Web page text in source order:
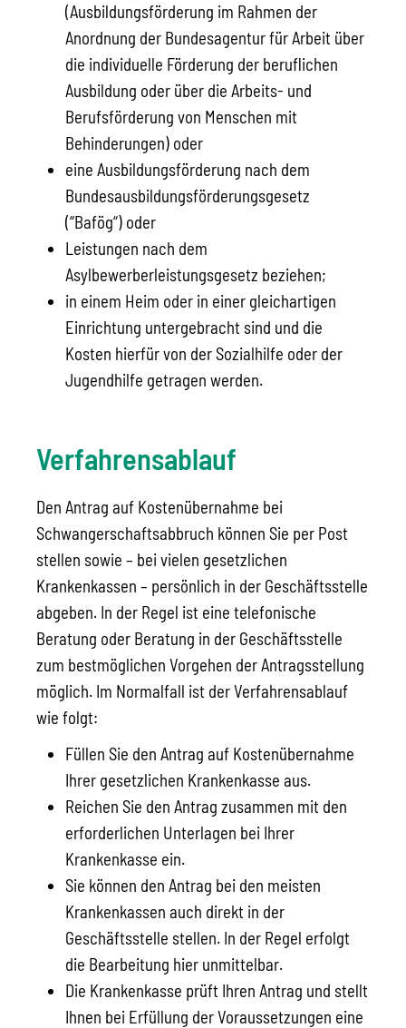
(Ausbildungsförderung im Rahmen der
Anordnung der Bundesagentur für Arbeit über
die individuelle Förderung der beruflichen
Ausbildung oder über die Arbeits- und
Berufsförderung von Menschen mit
Behinderungen) oder
eine Ausbildungsförderung nach dem
Bundesausbildungsförderungsgesetz
(“Bafög“) oder
Leistungen nach dem
Asylbewerberleistungsgesetz beziehen;
in einem Heim oder in einer gleichartigen
Einrichtung untergebracht sind und die
Kosten hierfür von der Sozialhilfe oder der
Jugendhilfe getragen werden.
Verfahrensablauf
Den Antrag auf Kostenübernahme bei
Schwangerschaftsabbruch können Sie per Post
stellen sowie – bei vielen gesetzlichen
Krankenkassen – persönlich in der Geschäftsstelle
abgeben. In der Regel ist eine telefonische
Beratung oder Beratung in der Geschäftsstelle
zum bestmöglichen Vorgehen der Antragsstellung
möglich. Im Normalfall ist der Verfahrensablauf
wie folgt:
Füllen Sie den Antrag auf Kostenübernahme
Ihrer gesetzlichen Krankenkasse aus.
Reichen Sie den Antrag zusammen mit den
erforderlichen Unterlagen bei Ihrer
Krankenkasse ein.
Sie können den Antrag bei den meisten
Krankenkassen auch direkt in der
Geschäftsstelle stellen. In der Regel erfolgt
die Bearbeitung hier unmittelbar.
Die Krankenkasse prüft Ihren Antrag und stellt
Ihnen bei Erfüllung der Voraussetzungen eine